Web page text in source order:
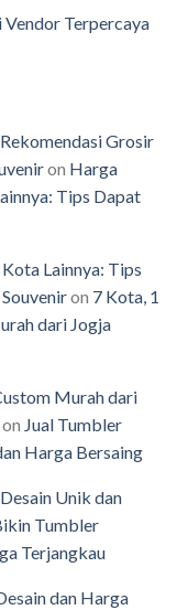
Vendor Terpercaya
Grosir
on Harga
Tips Dapat
Lainnya: Tips
on 7 Kota, 1
dari Jogja
Murah dari
on Jual Tumbler
Harga Bersaing
Unik dan
Tumbler
Terjangkau
dan Harga